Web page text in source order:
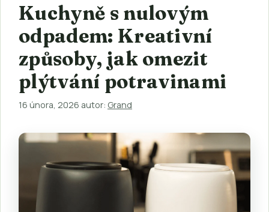
Kuchyně s nulovým
odpadem: Kreativní
způsoby, jak omezit
plýtvání potravinami
16 února, 2026 autor: Grand